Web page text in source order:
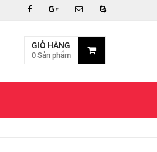
GIỎ HÀNG
0 Sản phẩm